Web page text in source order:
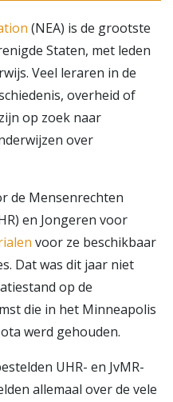
(NEA) is de grootste
Staten, met leden
Veel leraren in de
overheid of
op zoek naar
over
de Mensenrechten
en Jongeren voor
voor ze beschikbaar
Dat was dit jaar niet
op de
die in het Minneapolis
werd gehouden.
UHR- en JvMR-
allemaal over de vele